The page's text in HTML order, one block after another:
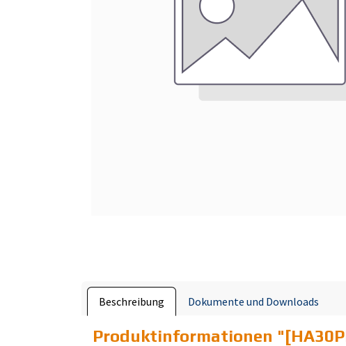
Beschreibung Dokumente und Downloads
Produktinformationen "